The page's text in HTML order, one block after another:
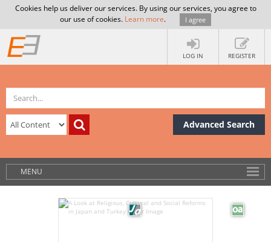
Cookies help us deliver our services. By using our services, you agree to
our use of cookies. Learn more. I agree
LOG IN REGISTER
Advanced Search
MENU